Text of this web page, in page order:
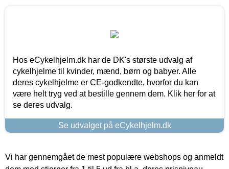
Hos eCykelhjelm.dk har de DK's største udvalg af
cykelhjelme til kvinder, mænd, børn og babyer. Alle
deres cykelhjelme er CE-godkendte, hvorfor du kan
være helt tryg ved at bestille gennem dem. Klik her for at
se deres udvalg.
Se udvalget på eCykelhjelm.dk
Vi har gennemgået de mest populære webshops og anmeldt